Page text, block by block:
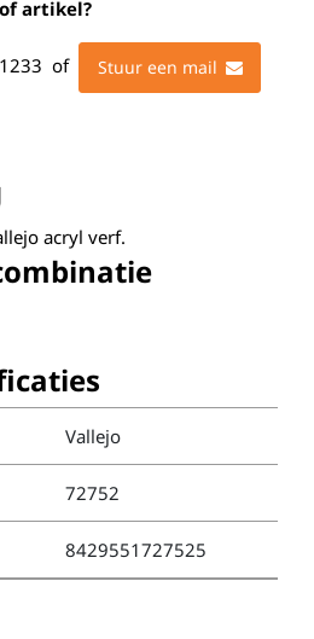
artikel?
of Stuur een mail
acryl verf.
Vallejo
72752
8429551727525